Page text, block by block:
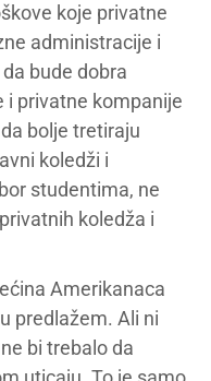
koje privatne
administracije i
bude dobra
i privatne kompanije
bolje tretiraju
koledži i
studentima, ne
koledža i
Amerikanaca
predlažem. Ali ni
bi trebalo da